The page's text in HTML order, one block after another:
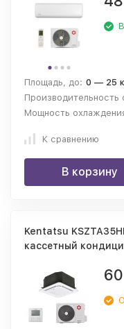
Площадь, до: 0 — 25
Производительность
Мощность
К сравнению
В корзину
Kentatsu
кассетный